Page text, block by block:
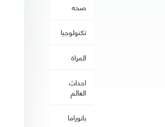
صحه
تكنولوجيا
المراة
احداث
العالم
بانوراما